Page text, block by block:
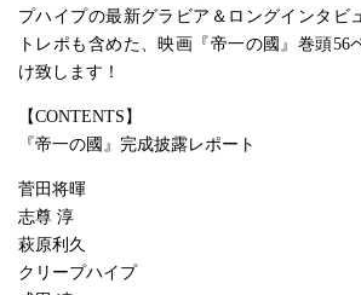
プハイプの最新グラビア＆ロングインタビ
トレポも含めた、映画『帝一の國』巻頭56
け致します！
【CONTENTS】
『帝一の國』完成披露レポート
菅田将暉
志尊 淳
萩原利久
クリープハイプ